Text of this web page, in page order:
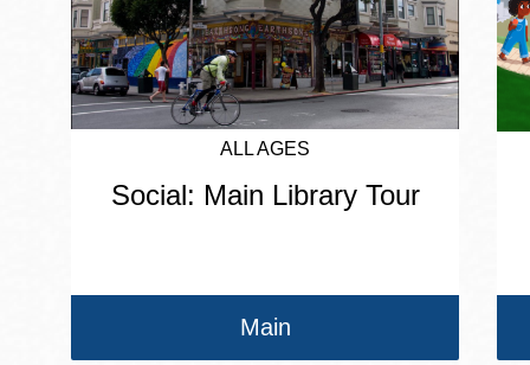
ALL AGES
Social: Main Library Tour
Main